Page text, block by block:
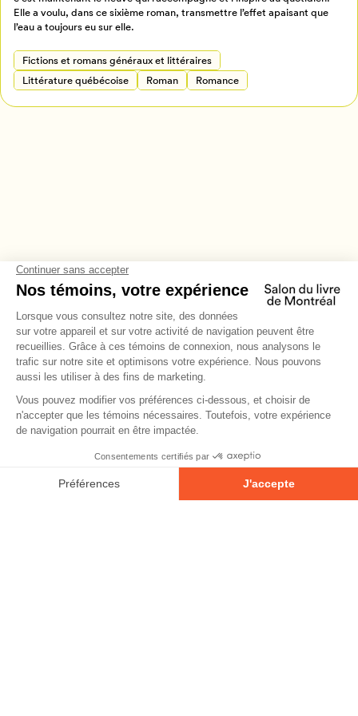
Elle a voulu, dans ce sixième roman, transmettre l’effet apaisant que
l’eau a toujours eu sur elle.
Fictions et romans généraux et littéraires
Littérature québécoise
Roman Romance
Annuler